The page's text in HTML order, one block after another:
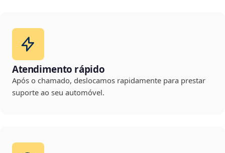
Atendimento rápido
Após o chamado, deslocamos rapidamente para prestar
suporte ao seu automóvel.